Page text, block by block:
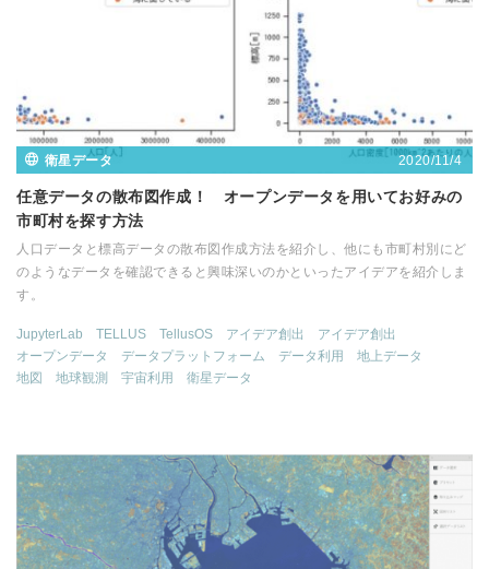
衛星データ 2020/11/4
任意データの散布図作成！ オープンデータを用いてお好みの
市町村を探す方法
人口データと標高データの散布図作成方法を紹介し、他にも市町村別にど
のようなデータを確認できると興味深いのかといったアイデアを紹介しま
す。
JupyterLab TELLUS TellusOS アイデア創出
アイデア創出
オープンデータ
データプラットフォーム データ利用
地上データ
地図
地球観測 宇宙利用 衛星データ